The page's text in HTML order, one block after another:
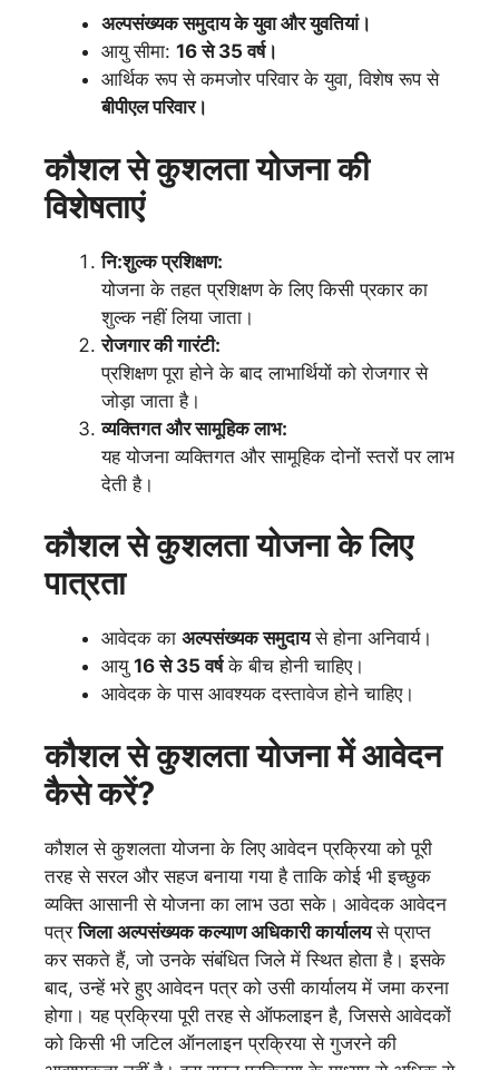
अल्पसंख्यक समुदाय के युवा और युवतियां।
आयु सीमा: 16 से 35 वर्ष।
आर्थिक रूप से कमजोर परिवार के युवा, विशेष रूप से
बीपीएल परिवार।
कौशल से कुशलता योजना की
विशेषताएं
नि:शुल्क प्रशिक्षण:
योजना के तहत प्रशिक्षण के लिए किसी प्रकार का
शुल्क नहीं लिया जाता।
रोजगार की गारंटी:
प्रशिक्षण पूरा होने के बाद लाभार्थियों को रोजगार से
जोड़ा जाता है।
व्यक्तिगत और सामूहिक लाभ:
यह योजना व्यक्तिगत और सामूहिक दोनों स्तरों पर लाभ
देती है।
कौशल से कुशलता योजना के लिए
पात्रता
आवेदक का अल्पसंख्यक समुदायसे होना अनिवार्य।
आयु 16 से 35 वर्षके बीच होनी चाहिए।
आवेदक के पास आवश्यक दस्तावेज होने चाहिए।
कौशल से कुशलता योजनामें आवेदन
कैसे करें?
कौशल से कुशलता योजना के लिए आवेदन प्रक्रिया को पूरी
तरह से सरल और सहज बनाया गया है ताकि कोई भी इच्छुक
व्यक्ति आसानी से योजना का लाभ उठा सके। आवेदक आवेदन
पत्रजिला अल्पसंख्यक कल्याण अधिकारी कार्यालयसे प्राप्त
कर सकते हैं, जो उनके संबंधित जिले में स्थित होता है। इसके
बाद, उन्हें भरे हुए आवेदन पत्र को उसी कार्यालय में जमा करना
होगा। यह प्रक्रिया पूरी तरह से ऑफलाइन है, जिससे आवेदकों
को किसी भी जटिल ऑनलाइन प्रक्रिया से गुजरने की